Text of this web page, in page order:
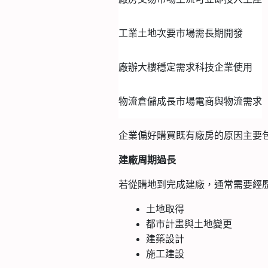
工業土地次要市場需長期開發
廠辦大樓穩定需求科技企業使用
物流倉儲成長市場電商與物流需求
企業偏好購買既有廠房的原因主要
建廠周期過長
若從購地到完成建廠，通常需要經
土地取得
都市計畫與土地變更
建築設計
施工建設